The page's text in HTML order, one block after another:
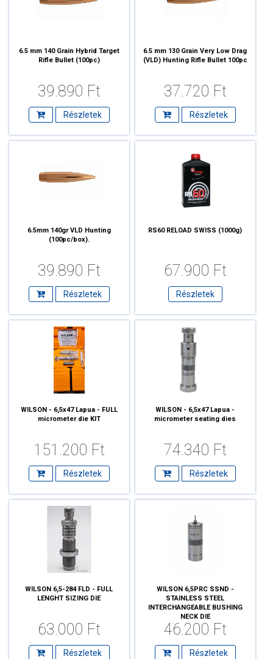
6.5 mm 140 Grain Hybrid Target
Rifle Bullet (100pc)
39.890 Ft
Részletek
6.5 mm 130 Grain Very Low Drag
(VLD) Hunting Rifle Bullet 100pc
37.720 Ft
Részletek
6.5mm 140gr VLD Hunting
(100pc/box).
39.890 Ft
Részletek
RS60 RELOAD SWISS (1000g)
67.900 Ft
Részletek
WILSON - 6,5x47 Lapua - FULL
micrometer die KIT
151.200 Ft
Részletek
WILSON - 6,5x47 Lapua -
micrometer seating dies
74.340 Ft
Részletek
WILSON 6,5-284 FLD - FULL
LENGHT SIZING DIE
63.000 Ft
Részletek
WILSON 6,5PRC SSND -
STAINLESS STEEL
INTERCHANGEABLE BUSHING
NECK DIE
46.200 Ft
Részletek